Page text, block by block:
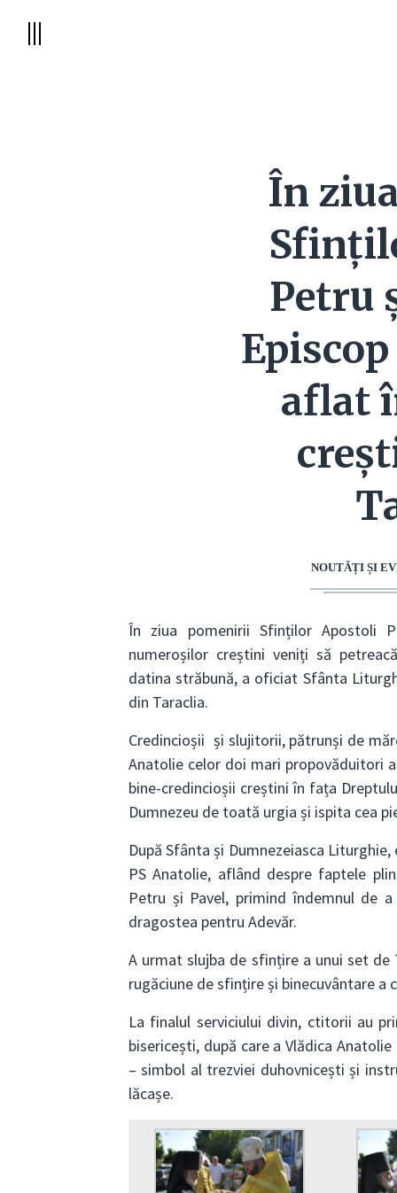
În
Petru
aflat
NOUTĂȚI ȘI
În ziua pomenirii Sfinților Apostoli
numeroșilor creștini veniți să
datina străbună, a oficiat Sfânta
din Taraclia.
Credincioșii și slujitorii, pătrunși de
Anatolie celor doi mari propovăduitori
bine-credincioșii creștini în fața
Dumnezeu de toată urgia și ispita cea
După Sfânta și Dumnezeiasca
PS Anatolie, aflând despre faptele
Petru și Pavel, primind îndemnul de
dragostea pentru Adevăr.
A urmat slujba de sfințire a unui set
rugăciune de sfințire și binecuvântare a
La finalul serviciului divin, ctitorii au
bisericești, după care a Vlădica
– simbol al trezviei duhovnicești și
lăcașe.